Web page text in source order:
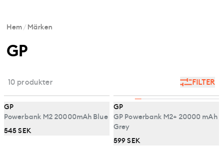
Hem/Märken
GP
FILTER
10 produkter
GP
Powerbank M2 20000mAh Blue
545 SEK
GP
GP Powerbank M2+ 20000 mAh
Grey
599 SEK